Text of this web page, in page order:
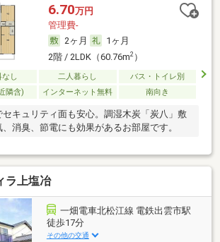
6.70万円
管理費-
2ヶ月
1ヶ月
2階 / 2LDK（60.76m2）
し 二人暮らし
バス・トイレ別
隣含)
インターネット無料 南向き
セキュリティ面も安心。調湿木炭「炭八」敷
消臭、節電にも効果があるお部屋です。
ラ上塩冶
一畑電車北松江線 電鉄出雲市駅
徒歩17分
その他の交通